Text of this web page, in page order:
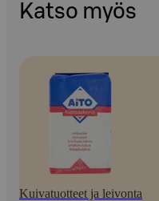
Katso myös
Kuivatuotteet ja leivonta